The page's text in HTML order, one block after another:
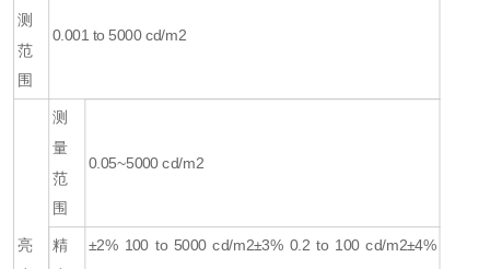
测
范
围
0.001 to 5000 cd/m2
亮
测
量
范
围
0.05~5000 cd/m2
精
±2% 100 to 5000 cd/m2±3% 0.2 to 100 cd/m2±4%